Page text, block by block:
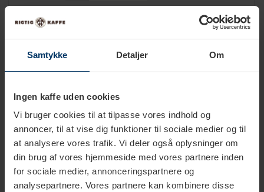
Samtykke Detaljer Om
Ingen kaffe uden cookies
Vi bruger cookies til at tilpasse vores indhold og
annoncer, til at vise dig funktioner til sociale medier og til
at analysere vores trafik. Vi deler også oplysninger om
din brug af vores hjemmeside med vores partnere inden
for sociale medier, annonceringspartnere og
analysepartnere. Vores partnere kan kombinere disse
Rigtig Kaffe Organic Mixpakke 4 Varianter
799,95 DKK
Tilføj til kurv
Hele kaffebønner
799,95 DKK
Tilføj til kurv
Rigtig Kaffe Mixpakke 2,1kg Hele kaffebønner
599,95 DKK
Tilføj til kurv